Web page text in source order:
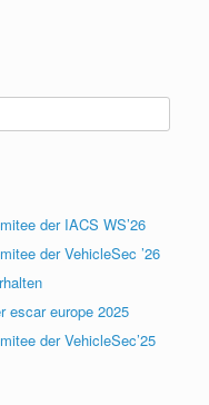
der IACS WS’26
der VehicleSec ’26
escar europe 2025
der VehicleSec’25